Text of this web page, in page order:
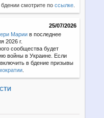
бдении смотрите поссылке
25/07/2026
Марии в последнее
2026 г.
сообщества будет
войны в Украине. Если
в бдение призывы